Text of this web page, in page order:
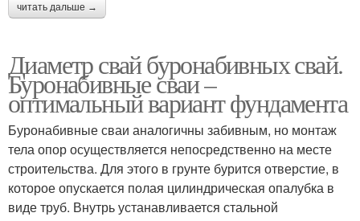
читать дальше →
Диаметр свай буронабивных свай.
Буронабивные сваи –
оптимальный вариант фундамента
Буронабивные сваи аналогичны забивным, но монтаж
тела опор осуществляется непосредственно на месте
строительства. Для этого в грунте бурится отверстие, в
которое опускается полая цилиндрическая опалубка в
виде труб. Внутрь устанавливается стальной